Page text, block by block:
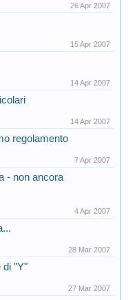
26 Apr 2007
15 Apr 2007
14 Apr 2007
14 Apr 2007
regolamento
7 Apr 2007
- non ancora
4 Apr 2007
28 Mar 2007
di "Y"
27 Mar 2007